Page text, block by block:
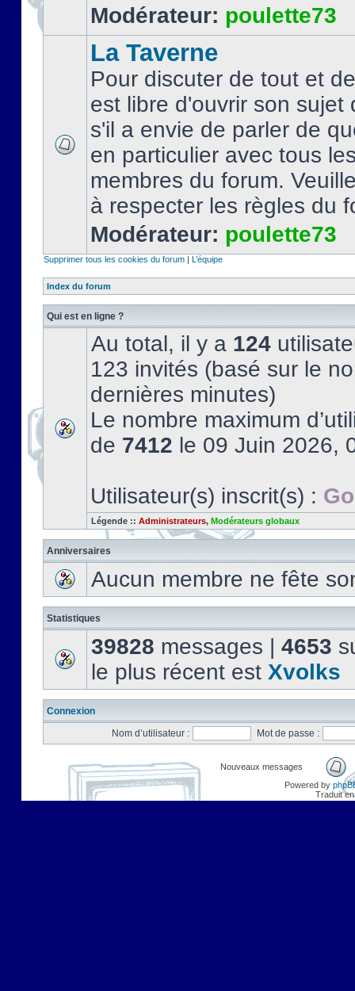
Modérateur: poulette73
La Taverne
Pour discuter de tout et
est libre d'ouvrir son sujet
s'il a envie de parler de
en particulier avec tous
membres du forum.
à respecter les règles du
Modérateur: poulette73
Supprimer tous les cookies du forum | L’équipe
Index du forum
Qui est en ligne ?
Au total, il y a 124
123 invités (basé sur le
dernières minutes)
Le nombre maximum
de 7412 le 09 Juin 2026,
Utilisateur(s) inscrit(s) :
Légende :: Administrateurs, Modérateurs globaux
Anniversaires
Aucun membre ne fête
Statistiques
39828 messages | 4653
le plus récent est Xvolks
Connexion
Nom d’utilisateur :
Mot de passe :
Nouveaux messages
Powered by
Traduit